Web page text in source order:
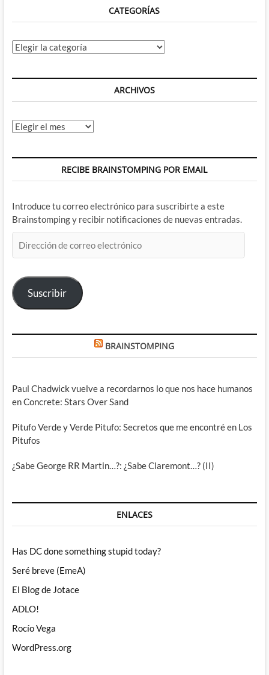
CATEGORÍAS
Categorías
ARCHIVOS
Archivos
RECIBE BRAINSTOMPING POR EMAIL
Introduce tu correo electrónico para suscribirte a este
Brainstomping y recibir notificaciones de nuevas entradas.
de
electrónico
Suscribir
BRAINSTOMPING
Paul Chadwick vuelve a recordarnos lo que nos hace humanos
en Concrete: Stars Over Sand
Pitufo Verde y Verde Pitufo: Secretos que me encontré en Los
Pitufos
¿Sabe George RR Martin…?: ¿Sabe Claremont…? (II)
ENLACES
Has DC done something stupid today?
Seré breve (EmeA)
El Blog de Jotace
ADLO!
Rocío Vega
WordPress.org